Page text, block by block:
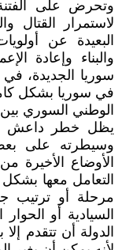
وتحرض على
لاستمرار القتال
البعيدة عن
والبناء وإعادة
سوريا الجديدة،
في سوريا بشكل
الوطني السوري
يظل خطر داعش
وسيطرته على
الأوضاع الأخيرة
التعامل معها
مرحلة أو ترتيب
السيادية أو
الدولة أن تتقدم